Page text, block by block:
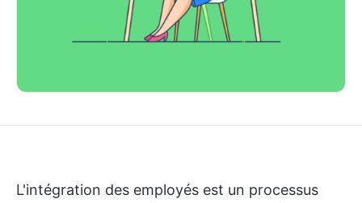
L'intégration des employés est un processus